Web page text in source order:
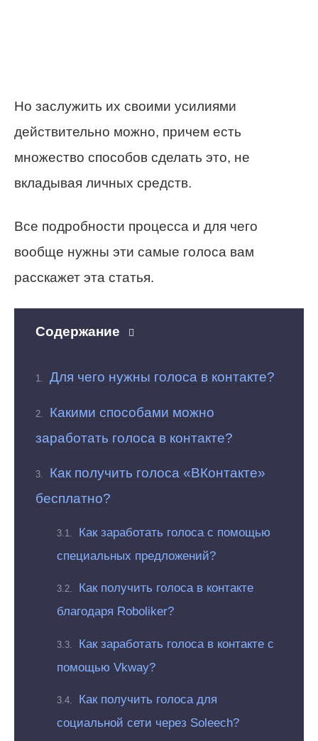
Но заслужить их своими усилиями
действительно можно, причем есть
множество способов сделать это, не
вкладывая личных средств.
Все подробности процесса и для чего
вообще нужны эти самые голоса вам
расскажет эта статья.
Содержание
Для чего нужны голоса в контакте?
Какими способами можно
заработать голоса в контакте?
Как получить голоса «ВКонтакте»
бесплатно?
Как заработать голоса с помощью
специальных предложений?
Как получить голоса в контакте
благодаря Roboliker?
Как заработать голоса в контакте с
помощью Vkway?
Как получить голоса для
социальной сети через Soleech?